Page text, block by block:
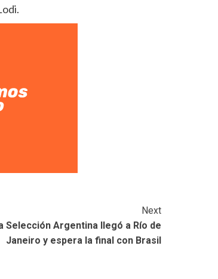
Next
Selección Argentina llegó a Río de
Janeiro y espera la final con Brasil